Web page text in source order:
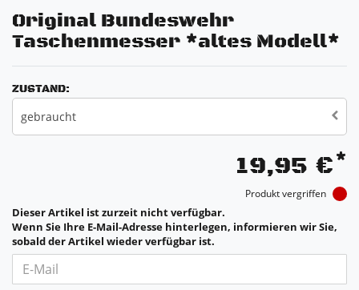
Original Bundeswehr
Taschenmesser *altes Modell*
ZUSTAND:
gebraucht
19,95 €*
Produkt vergriffen
Dieser Artikel ist zurzeit nicht verfügbar.
Wenn Sie Ihre E-Mail-Adresse hinterlegen, informieren wir Sie,
sobald der Artikel wieder verfügbar ist.